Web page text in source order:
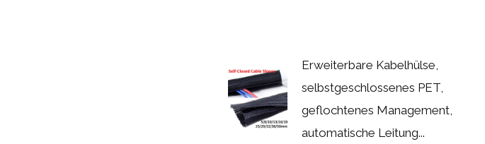
Erweiterbare Kabelhülse,
selbstgeschlossenes PET,
geflochtenes Management,
automatische Leitung...